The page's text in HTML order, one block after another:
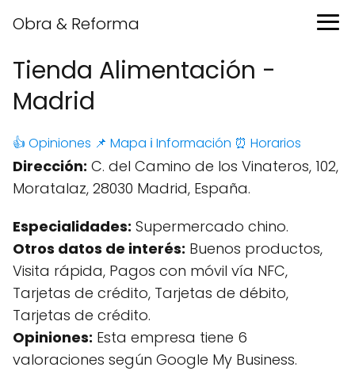
Obra & Reforma
Tienda Alimentación -
Madrid
👍 Opiniones 📌 Mapa ℹ️ Información ⏰ Horarios
Dirección: C. del Camino de los Vinateros, 102,
Moratalaz, 28030 Madrid, España.
Especialidades: Supermercado chino.
Otros datos de interés: Buenos productos,
Visita rápida, Pagos con móvil vía NFC,
Tarjetas de crédito, Tarjetas de débito,
Tarjetas de crédito.
Opiniones: Esta empresa tiene 6
valoraciones según Google My Business.